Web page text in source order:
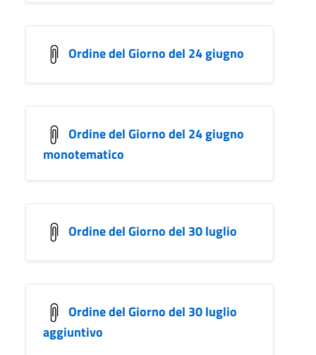
Ordine del Giorno del 24 giugno
Ordine del Giorno del 24 giugno
monotematico
Ordine del Giorno del 30 luglio
Ordine del Giorno del 30 luglio
aggiuntivo